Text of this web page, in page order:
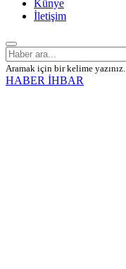
Künye
İletişim
Aramak için bir kelime yazınız.
HABER İHBAR